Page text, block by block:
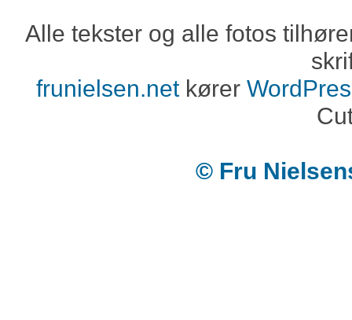
Alle tekster og alle fotos
frunielsen.netkører
© Fru